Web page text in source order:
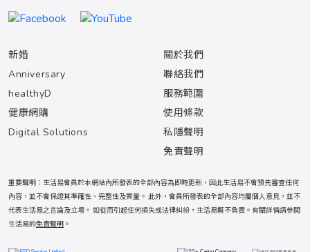
新婚
Anniversary
healthyD
健康網購
Digital Solutions
關於我們
聯絡我們
服務範圍
使用條款
私隱聲明
免責聲明
重要聲明：生活易會員於本網站內所發表的全部內容為即時更新，因此生活易不會預先審查任何
內容，並不會保證其準確性、完整性及質量。 此外，會員所發表的全部內容均屬個人意見，並不
代表生活易之言論及立場。 如從而引起任何損失或法律糾紛，生活易概不負責。有關詳情請參閱
生活易的免責聲明 。